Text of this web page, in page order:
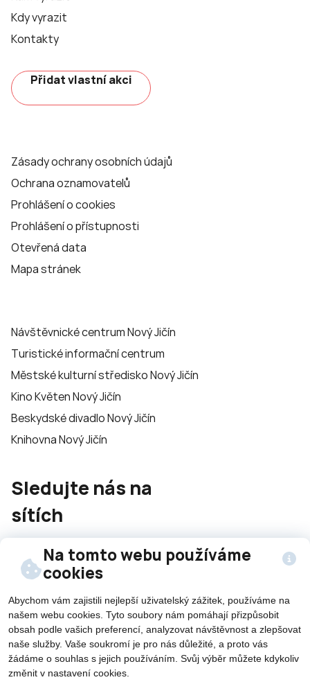
Na tomto webu používáme
cookies
Abychom vám zajistili nejlepší uživatelský zážitek, používáme na
našem webu cookies. Tyto soubory nám pomáhají přizpůsobit
obsah podle vašich preferencí, analyzovat návštěvnost a zlepšovat
naše služby. Vaše soukromí je pro nás důležité, a proto vás
žádáme o souhlas s jejich používáním. Svůj výběr můžete kdykoliv
změnit v nastavení cookies.
Kdy vyrazit
Kontakty
Přidat vlastní akci
Zásady ochrany osobních údajů
Ochrana oznamovatelů
Prohlášení o cookies
Prohlášení o přístupnosti
Otevřená data
Mapa stránek
Návštěvnické centrum Nový Jičín
Turistické informační centrum
Městské kulturní středisko Nový Jičín
Kino Květen Nový Jičín
Beskydské divadlo Nový Jičín
Knihovna Nový Jičín
Sledujte nás na
sítích
©2026 Všechna práva vyhrazena - použití obsahu či
jeho části je umožněn pouze se souhlasem města Nový
Jičín.
Created by